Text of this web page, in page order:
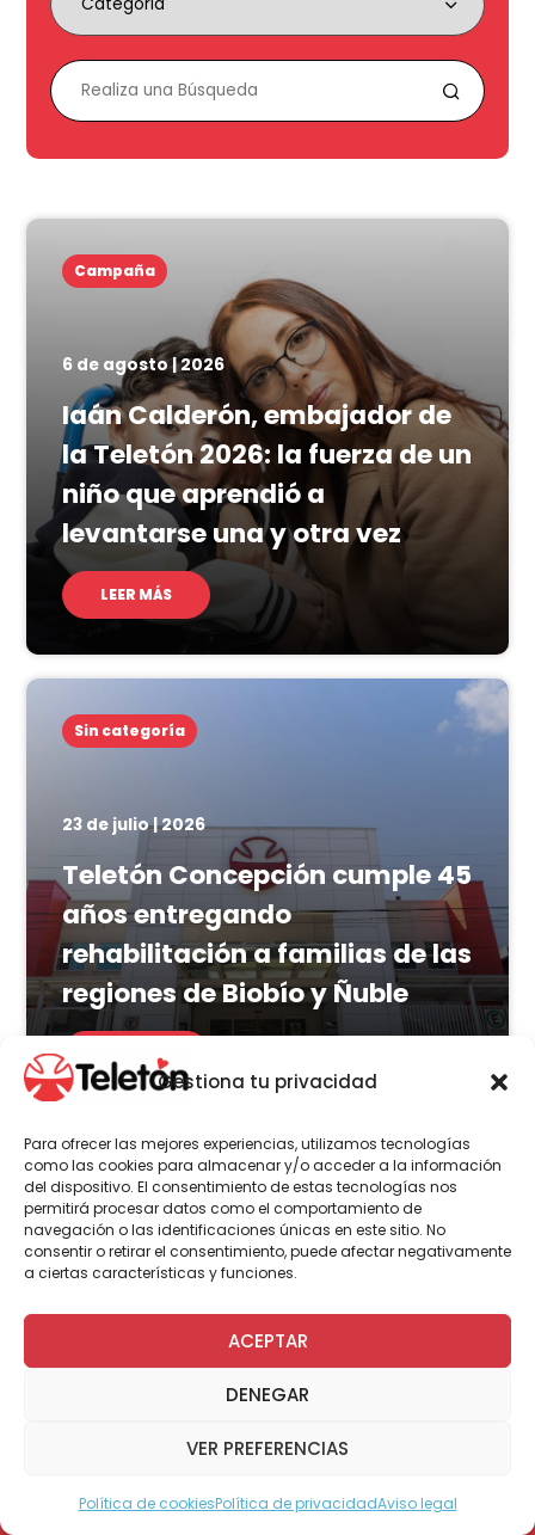
Gestiona tu privacidad
Para ofrecer las mejores experiencias, utilizamos tecnologías
como las cookies para almacenar y/o acceder a la información
del dispositivo. El consentimiento de estas tecnologías nos
permitirá procesar datos como el comportamiento de
navegación o las identificaciones únicas en este sitio. No
consentir o retirar el consentimiento, puede afectar negativamente
a ciertas características y funciones.
ACEPTAR
DENEGAR
VER PREFERENCIAS
Política de cookiesPolítica de privacidadAviso legal
Campaña
6 de agosto | 2026
Iaán Calderón, embajador de
la Teletón 2026: la fuerza de un
niño que aprendió a
levantarse una y otra vez
LEER MÁS
Sin categoría
23 de julio | 2026
Teletón Concepción cumple 45
años entregando
rehabilitación a familias de las
regiones de Biobío y Ñuble
LEER MÁS
Actualidad Voluntariado
23 de julio | 2026
Programa Abre: Voluntariado
de Teletón mejoró
viviendas a nivel nacional
LEER MÁS Modo Accesible